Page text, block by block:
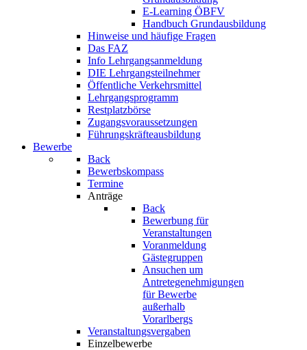
E-Learning ÖBFV
Handbuch Grundausbildung
Hinweise und häufige Fragen
Das FAZ
Info Lehrgangsanmeldung
DIE Lehrgangsteilnehmer
Öffentliche Verkehrsmittel
Lehrgangsprogramm
Restplatzbörse
Zugangsvoraussetzungen
Führungskräfteausbildung
Bewerbe
Back
Bewerbskompass
Termine
Anträge
Back
Bewerbung für
Veranstaltungen
Voranmeldung
Gästegruppen
Ansuchen um
Antretegenehmigungen
für Bewerbe
außerhalb
Vorarlbergs
Veranstaltungsvergaben
Einzelbewerbe